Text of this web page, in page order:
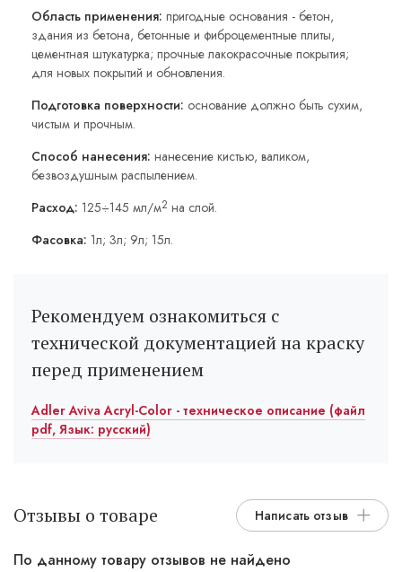
Область применения: пригодные основания - бетон,
здания из бетона, бетонные и фиброцементные плиты,
цементная штукатурка; прочные лакокрасочные покрытия;
для новых покрытий и обновления.
Подготовка поверхности: основание должно быть сухим,
чистым и прочным.
Способ нанесения: нанесение кистью, валиком,
безвоздушным распылением.
Расход: 125÷145 мл/м2 на слой.
Фасовка: 1л; 3л; 9л; 15л.
Рекомендуем ознакомиться с
технической документацией на краску
перед применением
Adler Aviva Acryl-Color - техническое описание (файл
pdf, Язык: русский)
Отзывы о товаре Написать отзыв
По данному товару отзывов не найдено